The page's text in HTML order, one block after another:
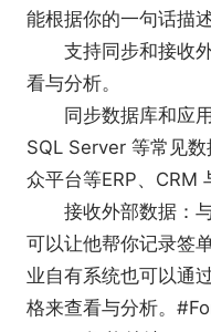
【企业微信的私
自主可控：数据以
服务器上，实现自主
能根据你的一句话描
支持同步和接收外
看与分析。
同步数据库和应用
SQL Server 等常见
众平台等ERP、CRM
接收外部数据：与
可以让他帮你记录签
业自有系统也可以通
格来查看与分析。